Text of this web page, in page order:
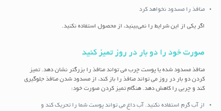
منافذ را مسدود نخواهد کرد
اگر یکی از این شرایط را نمی‌بینید، از محصول استفاده نکنید.
صورت خود را دو بار در روز تمیز کنید
منافذ مسدود شده یا پوست چرب می تواند منافذ را بزرگتر نشان دهد. تمیز
کردن دو بار در روز می تواند منافذ را باز کند، از مسدود شدن منافذ جلوگیری
کند و چربی را کاهش دهد. هنگام تمیز کردن صورت خود:
از آب گرم استفاده نکنید. آب داغ می تواند پوست شما را تحریک کند و